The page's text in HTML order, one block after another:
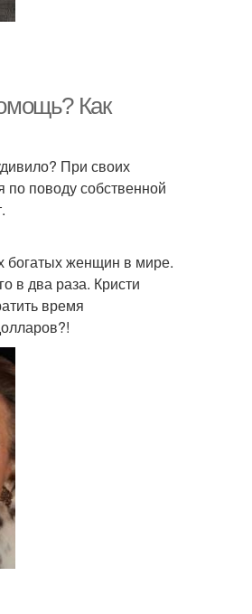
Как
При своих
поводу собственной
богатых женщин в мире.
в два раза. Кристи
время